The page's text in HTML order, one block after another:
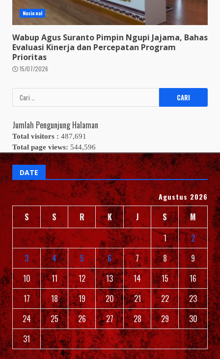
Nasional
Wabup Agus Suranto Pimpin Ngupi Jajama, Bahas
Evaluasi Kinerja dan Percepatan Program
Prioritas
15/07/2026
Cari
untuk:
Jumlah Pengunjung Halaman
Total visitors : 487,691
Total page views: 544,596
DATE
Agustus 2026
S S R K J S
M
1
2
3
4 5 6 7 8
9
10
11 12 13 14 15
16
17
18 19 20 21 22
23
24
25 26 27 28 29
30
31